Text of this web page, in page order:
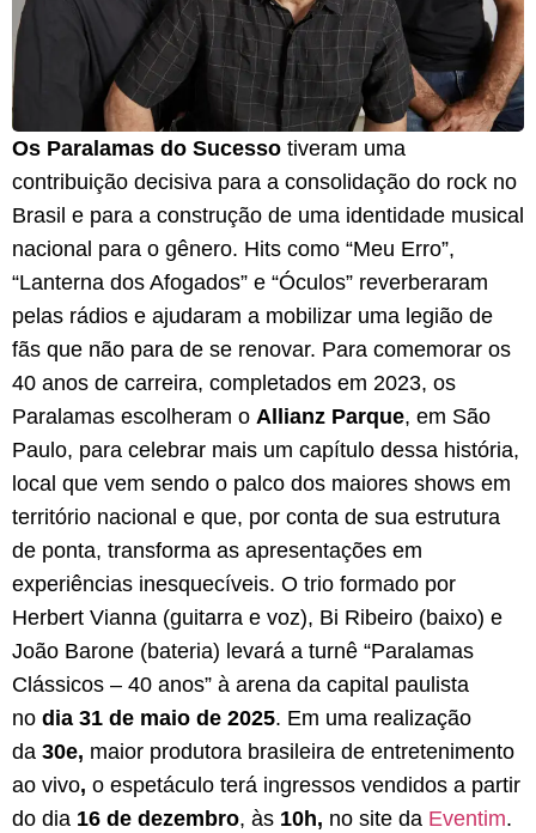
Os Paralamas do Sucesso tiveram uma
contribuição decisiva para a consolidação do rock no
Brasil e para a construção de uma identidade musical
nacional para o gênero. Hits como “Meu Erro”,
“Lanterna dos Afogados” e “Óculos” reverberaram
pelas rádios e ajudaram a mobilizar uma legião de
fãs que não para de se renovar. Para comemorar os
40 anos de carreira, completados em 2023, os
Paralamas escolheram o Allianz Parque, em São
Paulo, para celebrar mais um capítulo dessa história,
local que vem sendo o palco dos maiores shows em
território nacional e que, por conta de sua estrutura
de ponta, transforma as apresentações em
experiências inesquecíveis. O trio formado por
Herbert Vianna (guitarra e voz), Bi Ribeiro (baixo) e
João Barone (bateria) levará a turnê “Paralamas
Clássicos – 40 anos” à arena da capital paulista
no dia 31 de maio de 2025. Em uma realização
da 30e, maior produtora brasileira de entretenimento
ao vivo, o espetáculo terá ingressos vendidos a partir
do dia 16 de dezembro, às 10h, no site da Eventim.